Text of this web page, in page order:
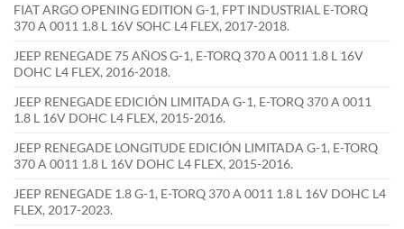
FIAT ARGO OPENING EDITION G-1, FPT INDUSTRIAL E-TORQ
370 A 0011 1.8 L 16V SOHC L4 FLEX, 2017-2018.
JEEP RENEGADE 75 AÑOS G-1, E-TORQ 370 A 0011 1.8 L 16V
DOHC L4 FLEX, 2016-2018.
JEEP RENEGADE EDICIÓN LIMITADA G-1, E-TORQ 370 A 0011
1.8 L 16V DOHC L4 FLEX, 2015-2016.
JEEP RENEGADE LONGITUDE EDICIÓN LIMITADA G-1, E-TORQ
370 A 0011 1.8 L 16V DOHC L4 FLEX, 2015-2016.
JEEP RENEGADE 1.8 G-1, E-TORQ 370 A 0011 1.8 L 16V DOHC L4
FLEX, 2017-2023.